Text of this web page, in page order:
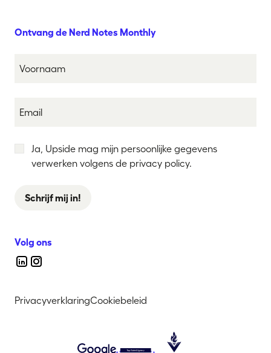
Ontvang de Nerd Notes Monthly
Ja, Upside mag mijn persoonlijke gegevens
verwerken volgens de privacy policy.
Schrijf mij in!
Volg ons
PrivacyverklaringCookiebeleid